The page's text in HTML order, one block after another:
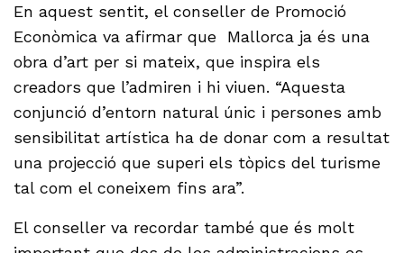
En aquest sentit, el conseller de Promoció
Econòmica va afirmar que Mallorca ja és una
obra d’art per si mateix, que inspira els
creadors que l’admiren i hi viuen. “Aquesta
conjunció d’entorn natural únic i persones amb
sensibilitat artística ha de donar com a resultat
una projecció que superi els tòpics del turisme
tal com el coneixem fins ara”.
El conseller va recordar també que és molt